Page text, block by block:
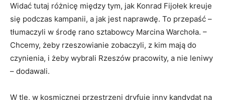
Widać tutaj różnicę między tym, jak Konrad Fijołek kreuje
się podczas kampanii, a jak jest naprawdę. To przepaść –
tłumaczyli w środę rano sztabowcy Marcina Warchoła. –
Chcemy, żeby rzeszowianie zobaczyli, z kim mają do
czynienia, i żeby wybrali Rzeszów pracowity, a nie leniwy
– dodawali.
W tle, w kosmicznej przestrzeni dryfuje inny kandydat na